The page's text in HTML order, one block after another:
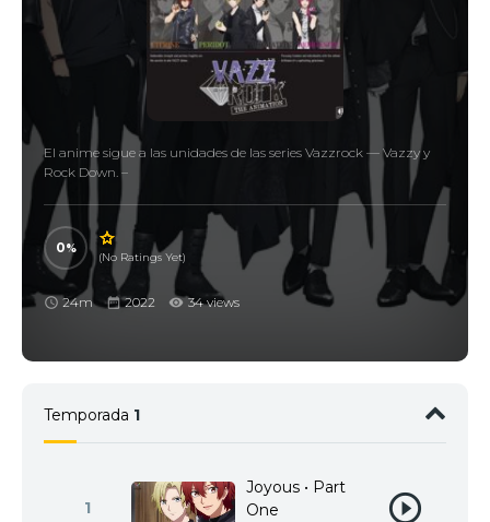
El anime sigue a las unidades de las series Vazzrock — Vazzy y
Rock Down. –
0
(No Ratings Yet)
24m 2022 34 views
Temporada 1
1
Joyous • Part
One